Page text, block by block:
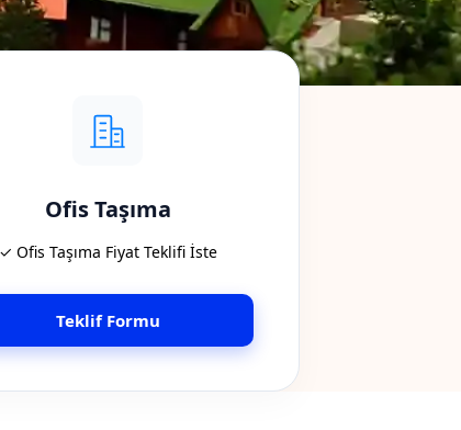
Ofis Taşıma
✓ Ofis Taşıma Fiyat Teklifi İste
Teklif Formu